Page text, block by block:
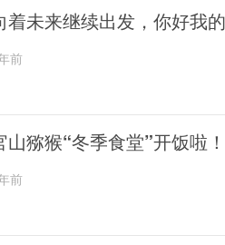
着未来继续出发，你好我
前
山猕猴“冬季食堂”开饭啦！
前